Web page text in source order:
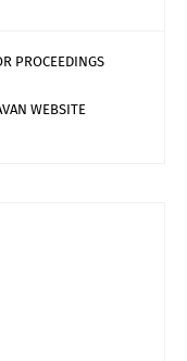
PROCEEDINGS
WEBSITE